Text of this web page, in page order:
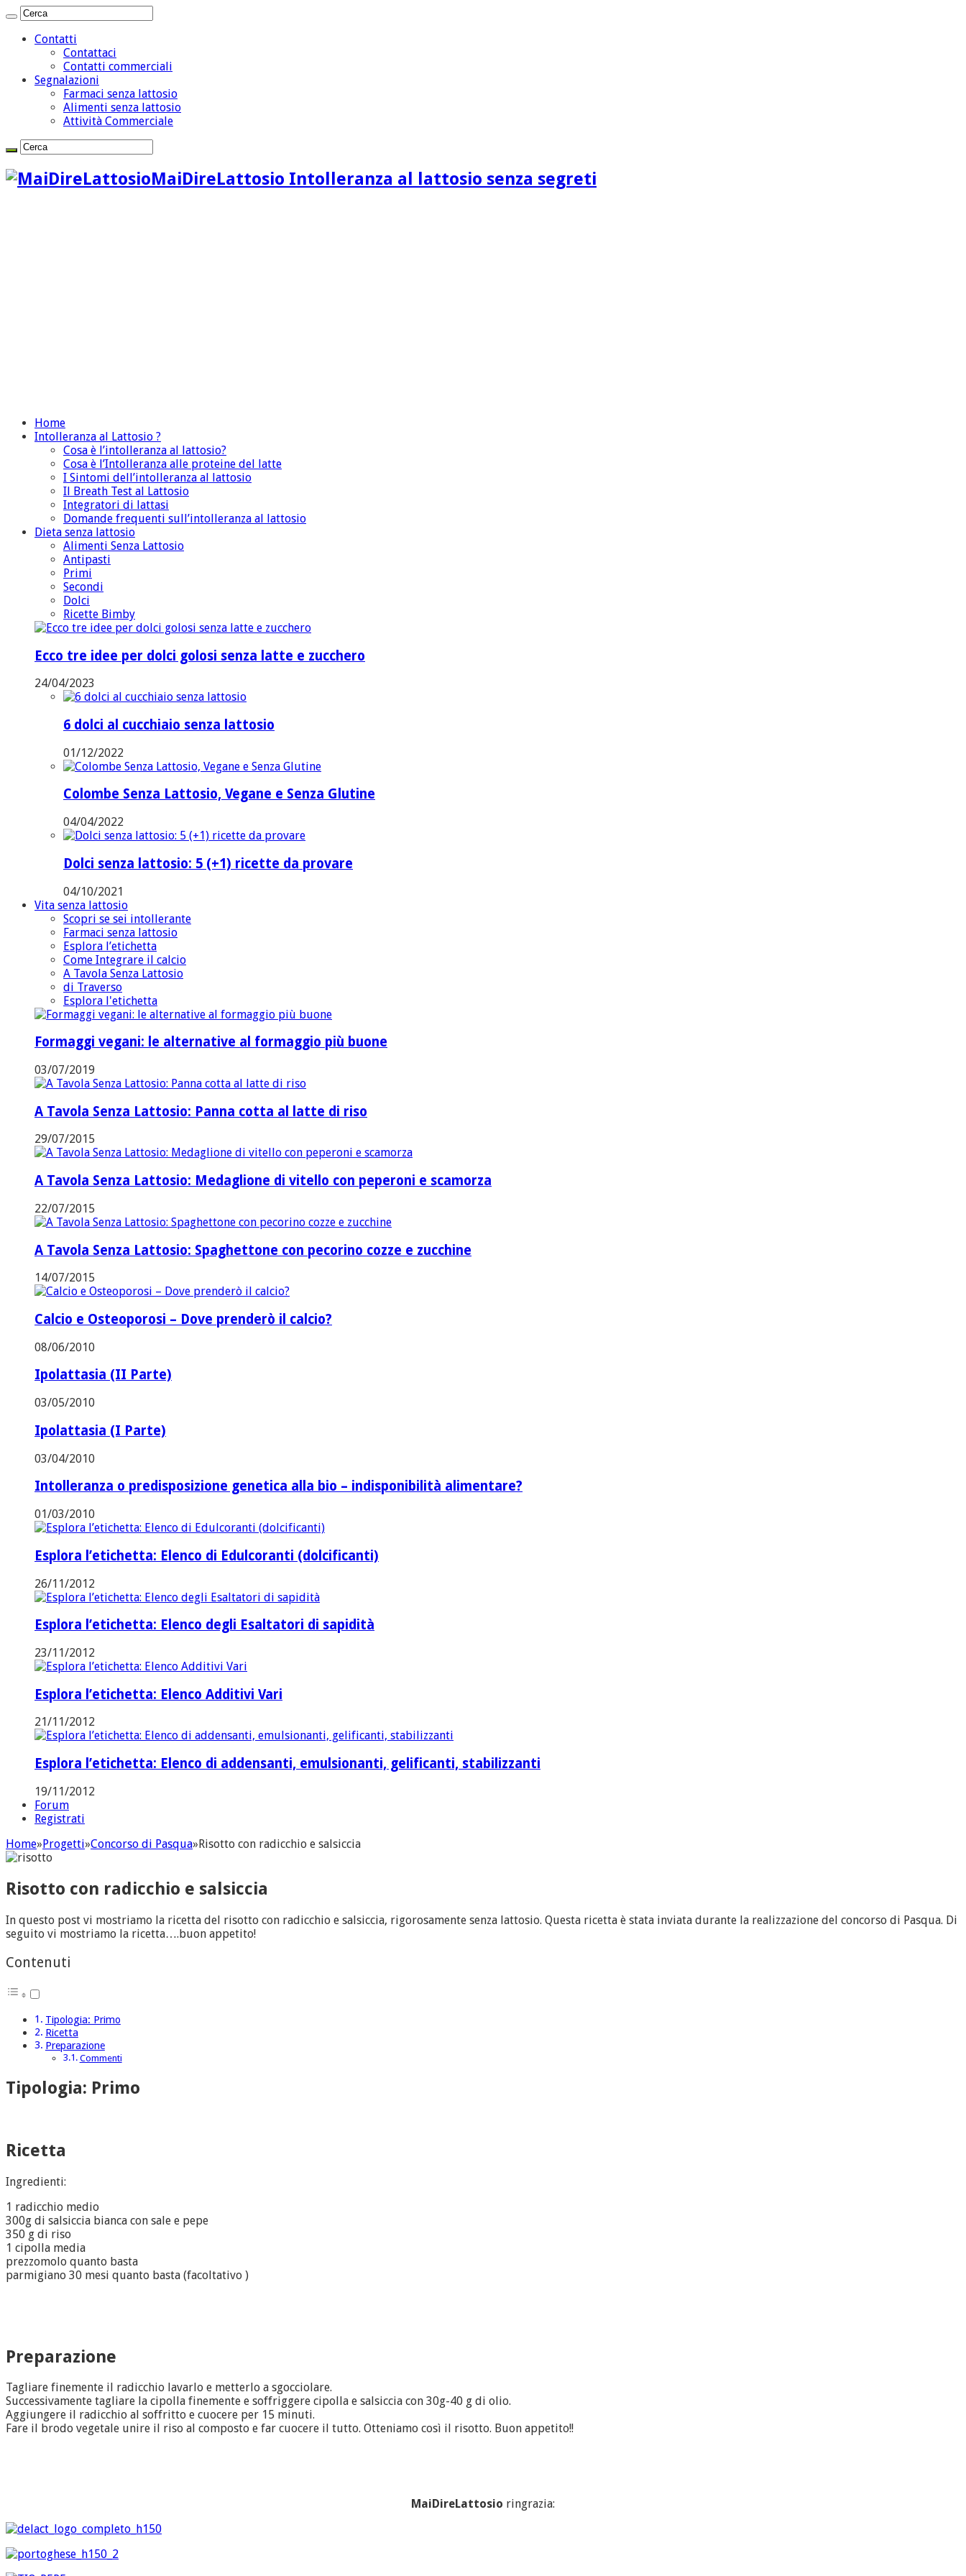
Contatti
Contattaci
Contatti commerciali
Segnalazioni
Farmaci senza lattosio
Alimenti senza lattosio
Attività Commerciale
MaiDireLattosio Intolleranza al lattosio senza segreti
Home
Intolleranza al Lattosio ?
Cosa è l’intolleranza al lattosio?
Cosa è l’Intolleranza alle proteine del latte
I Sintomi dell’intolleranza al lattosio
Il Breath Test al Lattosio
Integratori di lattasi
Domande frequenti sull’intolleranza al lattosio
Dieta senza lattosio
Alimenti Senza Lattosio
Antipasti
Primi
Secondi
Dolci
Ricette Bimby
Ecco tre idee per dolci golosi senza latte e zucchero
24/04/2023
6 dolci al cucchiaio senza lattosio
01/12/2022
Colombe Senza Lattosio, Vegane e Senza Glutine
04/04/2022
Dolci senza lattosio: 5 (+1) ricette da provare
04/10/2021
Vita senza lattosio
Scopri se sei intollerante
Farmaci senza lattosio
Esplora l’etichetta
Come Integrare il calcio
A Tavola Senza Lattosio
di Traverso
Esplora l'etichetta
Formaggi vegani: le alternative al formaggio più buone
03/07/2019
A Tavola Senza Lattosio: Panna cotta al latte di riso
29/07/2015
A Tavola Senza Lattosio: Medaglione di vitello con peperoni e scamorza
22/07/2015
A Tavola Senza Lattosio: Spaghettone con pecorino cozze e zucchine
14/07/2015
Calcio e Osteoporosi – Dove prenderò il calcio?
08/06/2010
Ipolattasia (II Parte)
03/05/2010
Ipolattasia (I Parte)
03/04/2010
Intolleranza o predisposizione genetica alla bio – indisponibilità alimentare?
01/03/2010
Esplora l’etichetta: Elenco di Edulcoranti (dolcificanti)
26/11/2012
Esplora l’etichetta: Elenco degli Esaltatori di sapidità
23/11/2012
Esplora l’etichetta: Elenco Additivi Vari
21/11/2012
Esplora l’etichetta: Elenco di addensanti, emulsionanti, gelificanti, stabilizzanti
19/11/2012
Forum
Registrati
Home»Progetti»Concorso di Pasqua»Risotto con radicchio e salsiccia
Risotto con radicchio e salsiccia
In questo post vi mostriamo la ricetta del risotto con radicchio e salsiccia, rigorosamente senza lattosio. Questa ricetta è stata inviata durante la realizzazione del concorso di Pasqua. Di
seguito vi mostriamo la ricetta….buon appetito!
Contenuti
Tipologia: Primo
Ricetta
Preparazione
Commenti
Tipologia: Primo
Ricetta
Ingredienti:
1 radicchio medio
300g di salsiccia bianca con sale e pepe
350 g di riso
1 cipolla media
prezzomolo quanto basta
parmigiano 30 mesi quanto basta (facoltativo )
Preparazione
Tagliare finemente il radicchio lavarlo e metterlo a sgocciolare.
Successivamente tagliare la cipolla finemente e soffriggere cipolla e salsiccia con 30g-40 g di olio.
Aggiungere il radicchio al soffritto e cuocere per 15 minuti.
Fare il brodo vegetale unire il riso al composto e far cuocere il tutto. Otteniamo così il risotto. Buon appetito!!
MaiDireLattosio ringrazia: